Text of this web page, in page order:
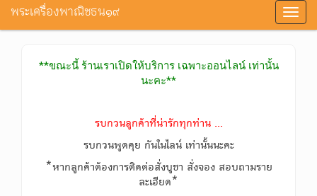
พระเครื่องพาณิชธน๑๙
**ขณะนี้ ร้านเราเปิดให้บริการ เฉพาะออนไลน์ เท่านั้น
นะคะ**
รบกวนลูกค้าที่น่ารักทุกท่าน ...
รบกวนพูดคุย กันในไลน์ เท่านั้นนะคะ
*หากลูกค้าต้องการติดต่อสั่งบูชา สั่งจอง สอบถามราย
ละเอียด*